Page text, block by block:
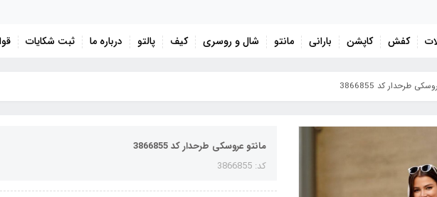
کفش کاپشن بارانی مانتو شال و روسری کیف پالتو درباره ما ثبت شکایات
طرحدار کد 3866855
مانتو عروسکی طرحدار کد 3866855
کد: 3866855